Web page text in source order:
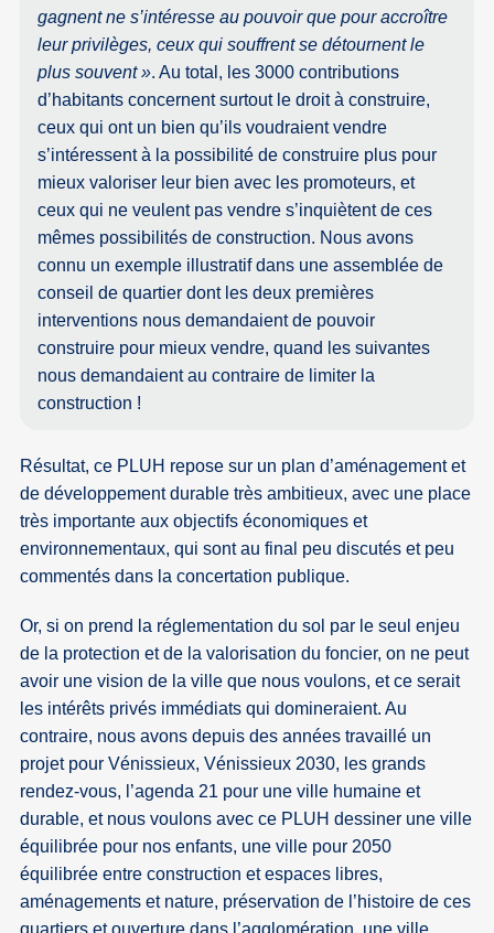
gagnent ne s’intéresse au pouvoir que pour accroître
leur privilèges, ceux qui souffrent se détournent le
plus souvent ». Au total, les 3000 contributions
d’habitants concernent surtout le droit à construire,
ceux qui ont un bien qu’ils voudraient vendre
s’intéressent à la possibilité de construire plus pour
mieux valoriser leur bien avec les promoteurs, et
ceux qui ne veulent pas vendre s’inquiètent de ces
mêmes possibilités de construction. Nous avons
connu un exemple illustratif dans une assemblée de
conseil de quartier dont les deux premières
interventions nous demandaient de pouvoir
construire pour mieux vendre, quand les suivantes
nous demandaient au contraire de limiter la
construction !
Résultat, ce PLUH repose sur un plan d’aménagement et
de développement durable très ambitieux, avec une place
très importante aux objectifs économiques et
environnementaux, qui sont au final peu discutés et peu
commentés dans la concertation publique.
Or, si on prend la réglementation du sol par le seul enjeu
de la protection et de la valorisation du foncier, on ne peut
avoir une vision de la ville que nous voulons, et ce serait
les intérêts privés immédiats qui domineraient. Au
contraire, nous avons depuis des années travaillé un
projet pour Vénissieux, Vénissieux 2030, les grands
rendez-vous, l’agenda 21 pour une ville humaine et
durable, et nous voulons avec ce PLUH dessiner une ville
équilibrée pour nos enfants, une ville pour 2050
équilibrée entre construction et espaces libres,
aménagements et nature, préservation de l’histoire de ces